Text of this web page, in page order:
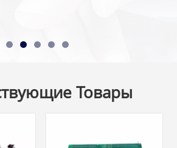
Товары